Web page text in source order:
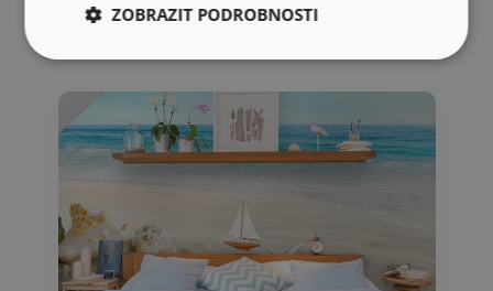
Nechte se inspirovat
ZOBRAZIT PODROBNOSTI